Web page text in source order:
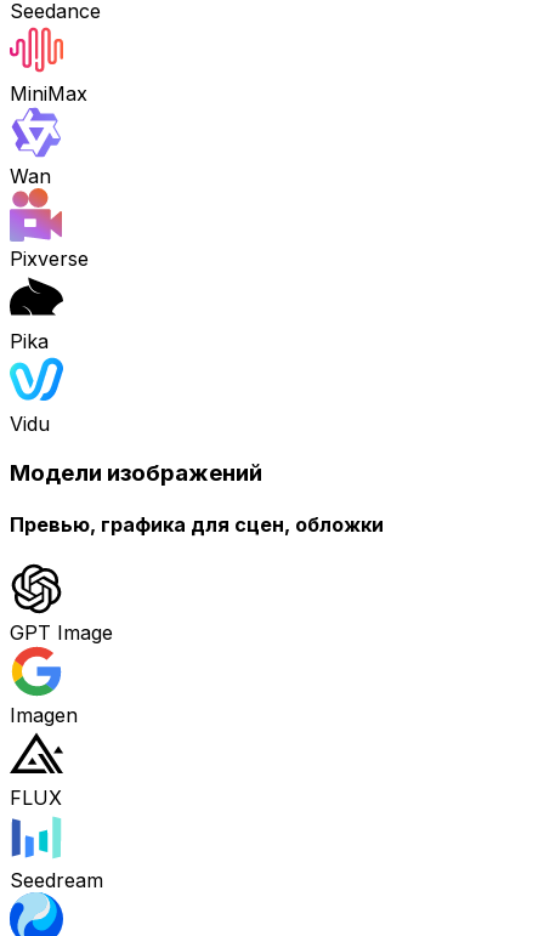
Seedance
MiniMax
Wan
Pixverse
Pika
Vidu
Модели изображений
Превью, графика для сцен, обложки
GPT Image
Imagen
FLUX
Seedream